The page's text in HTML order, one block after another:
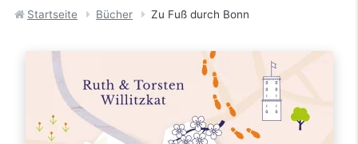
Startseite Bücher Zu Fuß durch Bonn